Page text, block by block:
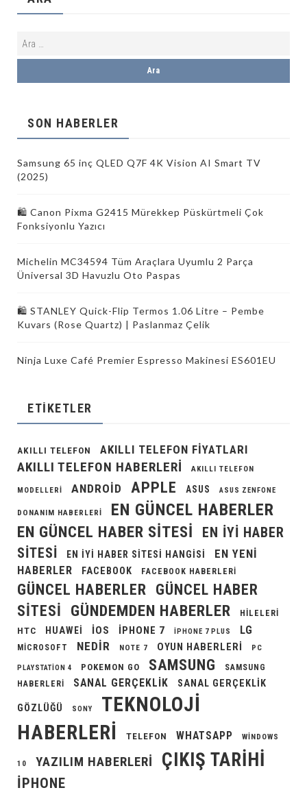
SON HABERLER
Samsung 65 inç QLED Q7F 4K Vision AI Smart TV
(2025)
🛍️ Canon Pixma G2415 Mürekkep Püskürtmeli Çok
Fonksiyonlu Yazıcı
Michelin MC34594 Tüm Araçlara Uyumlu 2 Parça
Üniversal 3D Havuzlu Oto Paspas
🛍 STANLEY Quick-Flip Termos 1.06 Litre – Pembe
Kuvars (Rose Quartz) | Paslanmaz Çelik
Ninja Luxe Café Premier Espresso Makinesi ES601EU
ETIKETLER
AKILLI TELEFON AKILLI TELEFON FIYATLARI
AKILLI TELEFON HABERLERI AKILLI TELEFON
MODELLERI ANDROID APPLE ASUS ASUS ZENFONE
DONANIM HABERLERI EN GÜNCEL HABERLER
EN GÜNCEL HABER SITESI
EN IYI HABER
SITESI
EN IYI HABER SITESI HANGISI
EN YENI
HABERLER
FACEBOOK FACEBOOK HABERLERI
GÜNCEL HABERLER
GÜNCEL HABER
SITESI
GÜNDEMDEN HABERLER
HILELERI
HTC
HUAWEI IOS IPHONE 7 IPHONE 7 PLUS LG
MICROSOFT NEDIR NOTE 7 OYUN HABERLERI PC
PLAYSTATION 4 POKEMON GO SAMSUNG
SAMSUNG
HABERLERI
SANAL GERÇEKLIK SANAL GERÇEKLIK
GÖZLÜĞÜ SONY
TEKNOLOJI
HABERLERI
TELEFON WHATSAPP WINDOWS
10 YAZILIM HABERLERI ÇIKIŞ TARIHI
İPHONE